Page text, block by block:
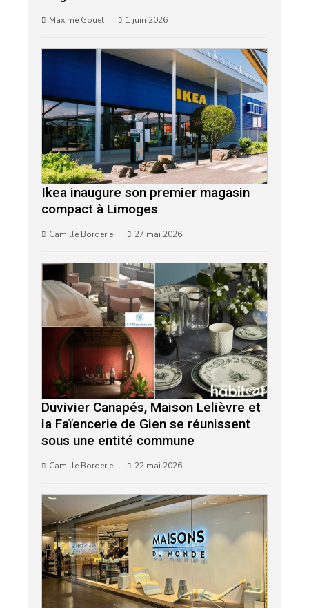
Maxime Gouet 1 juin 2026
Ikea inaugure son premier magasin
compact à Limoges
Camille Borderie 27 mai 2026
Duvivier Canapés, Maison Lelièvre et
la Faïencerie de Gien se réunissent
sous une entité commune
Camille Borderie 22 mai 2026